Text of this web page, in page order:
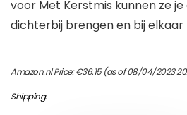
voor Met Kerstmis kunnen ze
dichterbij brengen en bij elkaar
Amazon.nl Price:€36.15(as of 08/04/2023
Shipping.